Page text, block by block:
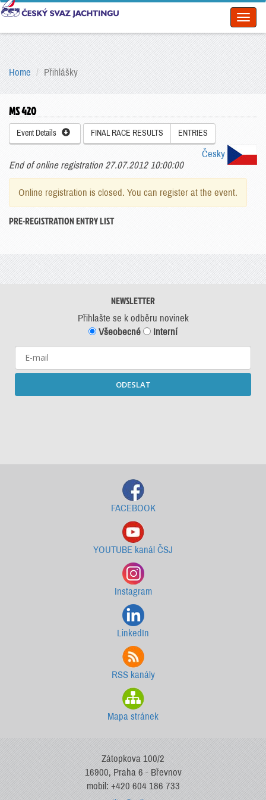
Home Přihlášky
MS 420
Event Details FINAL RACE RESULTS ENTRIES
Česky
End of online registration 27.07.2012 10:00:00
Online registration is closed. You can register at the event.
PRE-REGISTRATION ENTRY LIST
NEWSLETTER
Přihlašte se k odběru novinek
Všeobecné
Interní
ODESLAT
FACEBOOK
YOUTUBE kanál ČSJ
Instagram
LinkedIn
RSS kanály
Mapa stránek
Zátopkova 100/2
16900, Praha 6 - Břevnov
mobil: +420 604 186 733